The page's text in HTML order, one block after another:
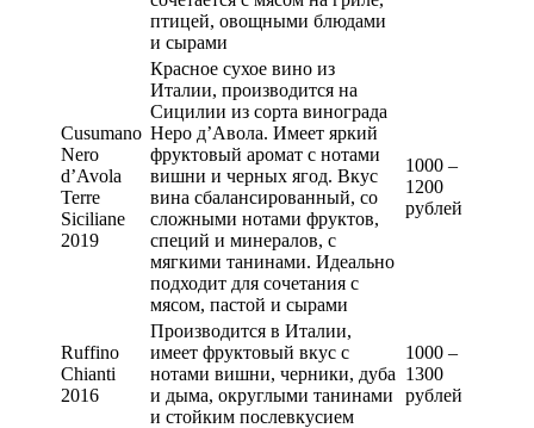
птицей, овощными блюдами
и сырами
Cusumano
Nero
d’Avola
Terre
Siciliane
2019
Красное сухое вино из
Италии, производится на
Сицилии из сорта винограда
Неро д’Авола. Имеет яркий
фруктовый аромат с нотами
вишни и черных ягод. Вкус
вина сбалансированный, со
сложными нотами фруктов,
специй и минералов, с
мягкими танинами. Идеально
подходит для сочетания с
мясом, пастой и сырами
1000 –
1200
рублей
Ruffino
Chianti
2016
Производится в Италии,
имеет фруктовый вкус с
нотами вишни, черники, дуба
и дыма, округлыми танинами
и стойким послевкусием
1000 –
1300
рублей